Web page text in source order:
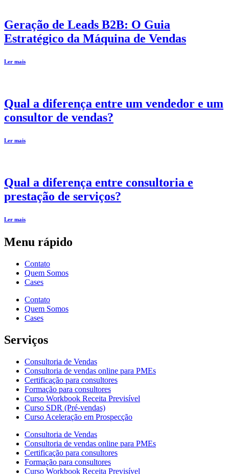
Geração de Leads B2B: O Guia
Estratégico da Máquina de Vendas
Ler mais
Qual a diferença entre um vendedor e um
consultor de vendas?
Ler mais
Qual a diferença entre consultoria e
prestação de serviços?
Ler mais
Menu rápido
Contato
Quem Somos
Cases
Contato
Quem Somos
Cases
Serviços
Consultoria de Vendas
Consultoria de vendas online para PMEs
Certificação para consultores
Formação para consultores
Curso Workbook Receita Previsível
Curso SDR (Pré-vendas)
Curso Aceleração em Prospecção
Consultoria de Vendas
Consultoria de vendas online para PMEs
Certificação para consultores
Formação para consultores
Curso Workbook Receita Previsível